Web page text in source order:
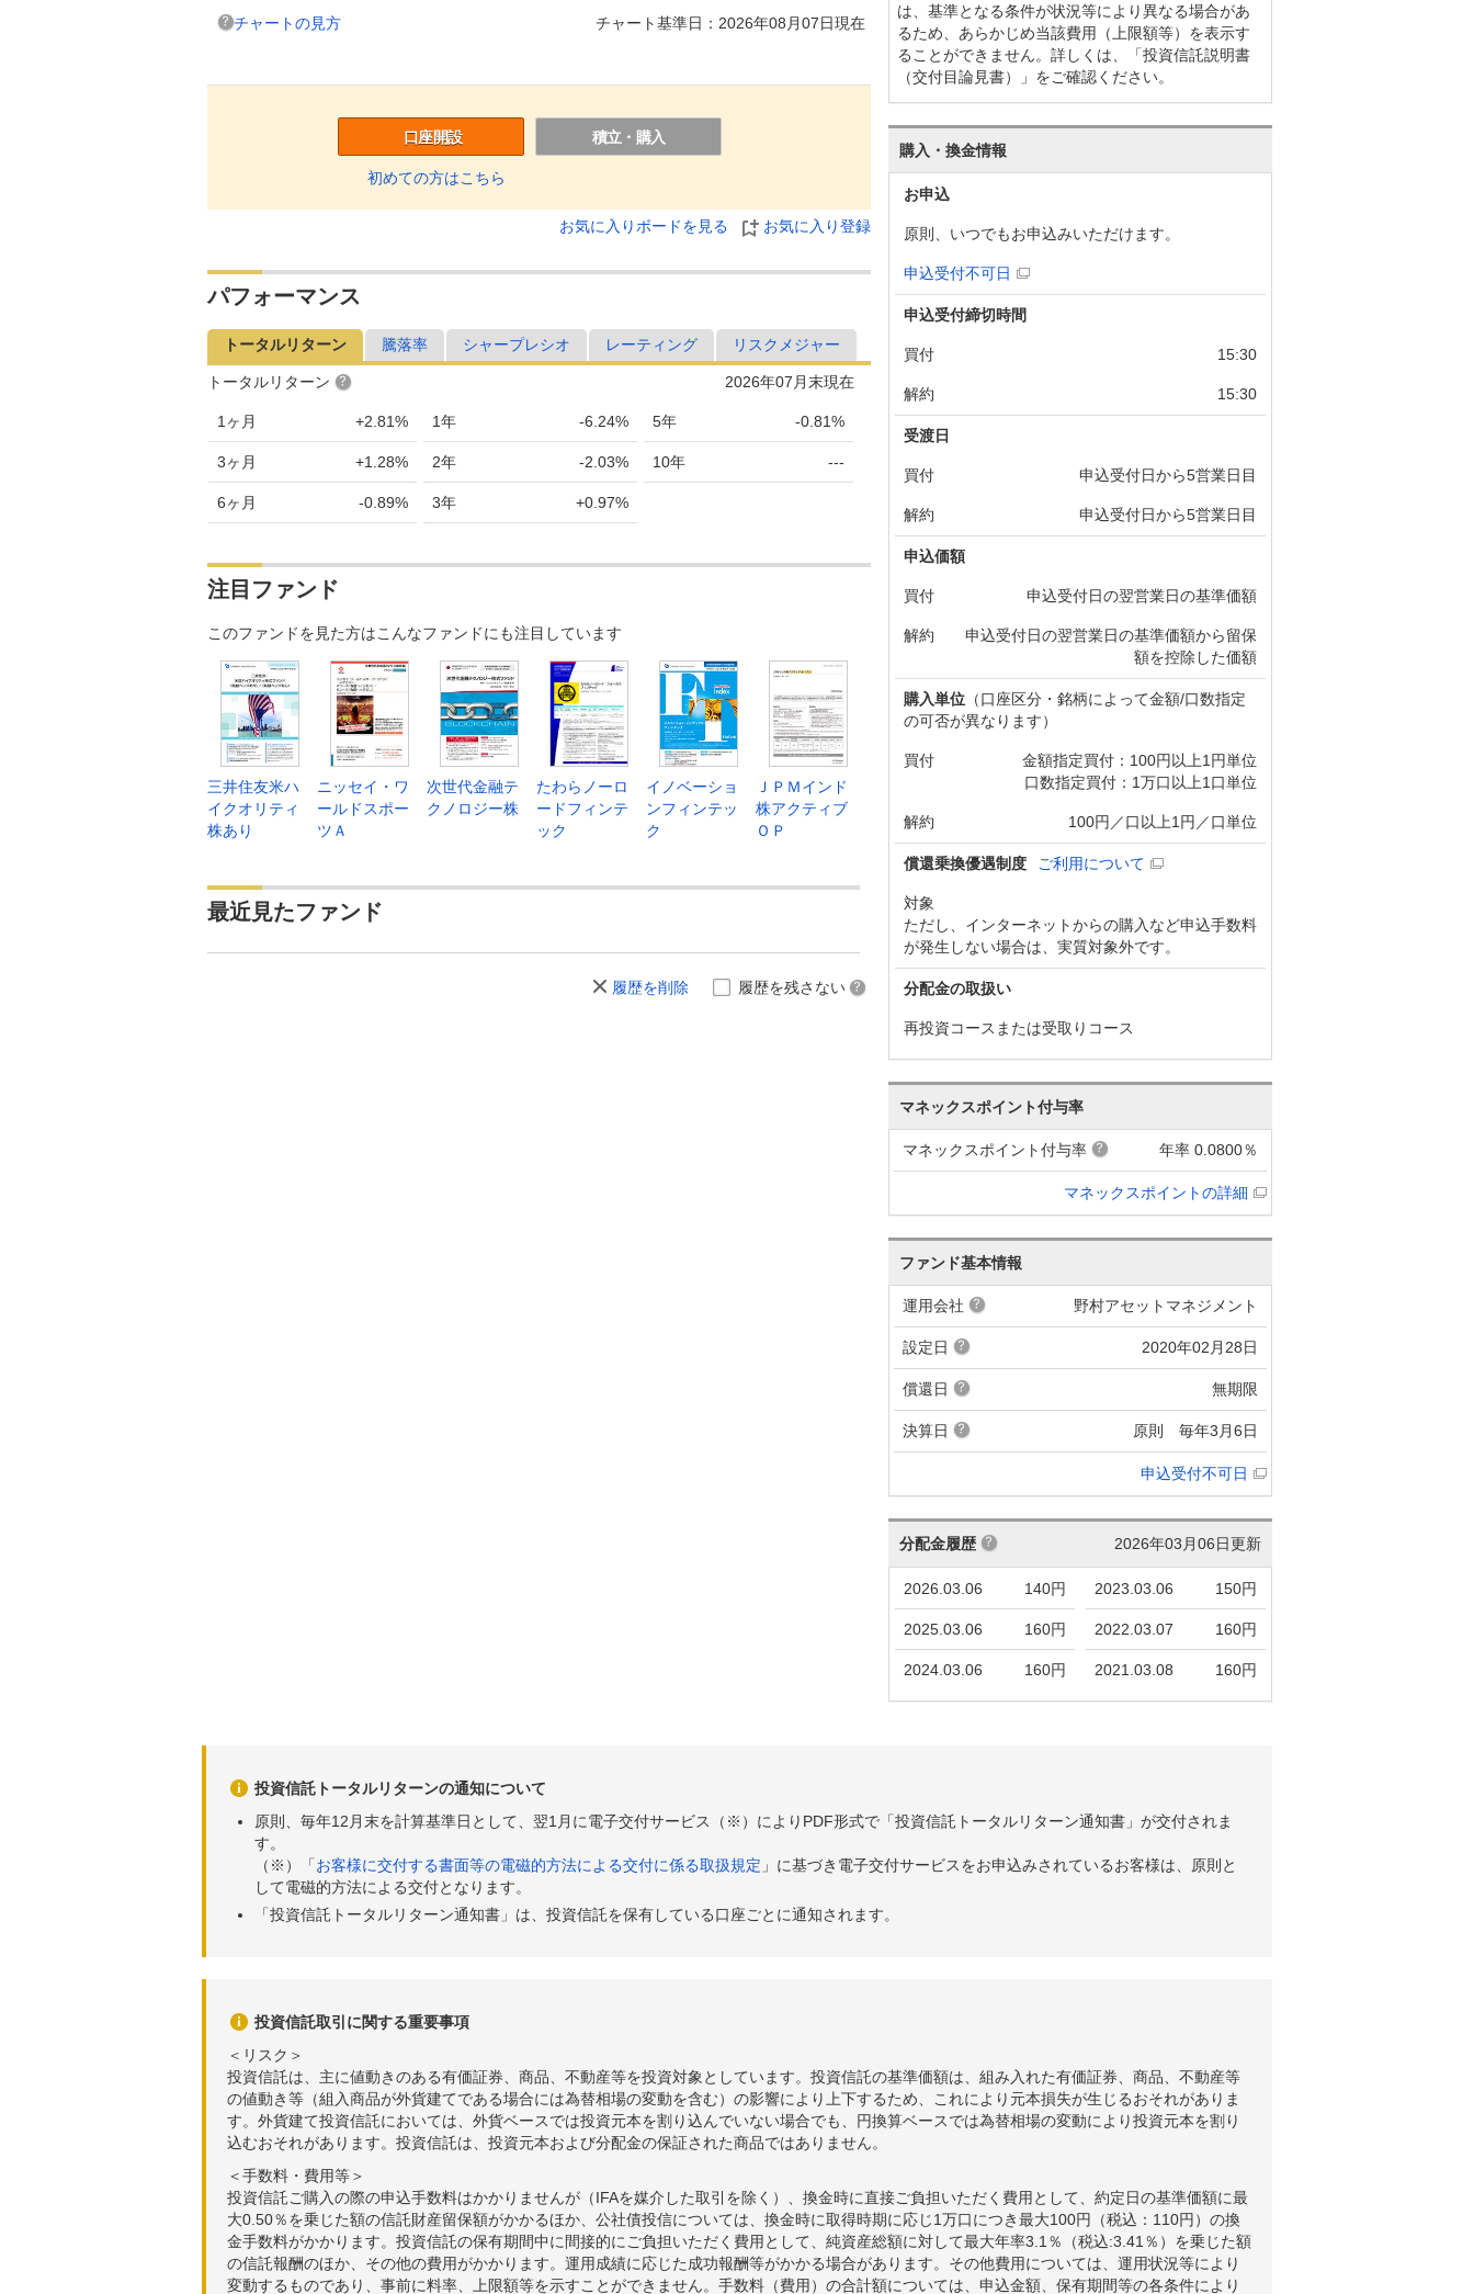
チャートの見方 チャート基準日：2026年08月07日現在
口座開設
初めての方はこちら
積立・購入
お気に入りボードを見る お気に入り登録
パフォーマンス
トータルリターン 騰落率 シャープレシオ レーティング リスクメジャー
2026年07月末現在
トータルリターン
1ヶ月 +2.81%
3ヶ月 +1.28%
6ヶ月 -0.89%
1年 -6.24%
2年 -2.03%
3年 +0.97%
5年 -0.81%
10年 ---
注目ファンド
このファンドを見た方はこんなファンドにも注目しています
三井住友米ハ
イクオリティ
株あり
ニッセイ・ワ
ールドスポー
ツＡ
次世代金融テ
クノロジー株
たわらノーロ
ードフィンテ
ック
イノベーショ
ンフィンテッ
ク
ＪＰＭインド
株アクティブ
ＯＰ
最近見たファンド
履歴を削除 履歴を残さない
は、基準となる条件が状況等により異なる場合があ
るため、あらかじめ当該費用（上限額等）を表示す
ることができません。詳しくは、「投資信託説明書
（交付目論見書）」をご確認ください。
購入・換金情報
お申込
原則、いつでもお申込みいただけます。
申込受付不可日
申込受付締切時間
買付 15:30
解約 15:30
受渡日
買付 申込受付日から5営業日目
解約 申込受付日から5営業日目
申込価額
買付 申込受付日の翌営業日の基準価額
解約
申込受付日の翌営業日の基準価額から留保
額を控除した価額
購入単位 （口座区分・銘柄によって金額/口数指定
の可否が異なります）
買付
金額指定買付：100円以上1円単位
口数指定買付：1万口以上1口単位
解約 100円／口以上1円／口単位
償還乗換優遇制度 ご利用について
対象
ただし、インターネットからの購入など申込手数料
が発生しない場合は、実質対象外です。
分配金の取扱い
再投資コースまたは受取りコース
マネックスポイント付与率
マネックスポイント付与率 年率 0.0800％
マネックスポイントの詳細
ファンド基本情報
運用会社 野村アセットマネジメント
設定日 2020年02月28日
償還日 無期限
決算日 原則 毎年3月6日
申込受付不可日
2026年03月06日更新
分配金履歴
2026.03.06 140円
2025.03.06 160円
2024.03.06 160円
2023.03.06 150円
2022.03.07 160円
2021.03.08 160円
投資信託トータルリターンの通知について
原則、毎年12月末を計算基準日として、翌1月に電子交付サービス（※）によりPDF形式で「投資信託トータルリターン通知書」が交付されま
す。
（※）「お客様に交付する書面等の電磁的方法による交付に係る取扱規定 」に基づき電子交付サービスをお申込みされているお客様は、原則と
して電磁的方法による交付となります。
「投資信託トータルリターン通知書」は、投資信託を保有している口座ごとに通知されます。
投資信託取引に関する重要事項
＜リスク＞
投資信託は、主に値動きのある有価証券、商品、不動産等を投資対象としています。投資信託の基準価額は、組み入れた有価証券、商品、不動産等
の値動き等（組入商品が外貨建てである場合には為替相場の変動を含む）の影響により上下するため、これにより元本損失が生じるおそれがありま
す。外貨建て投資信託においては、外貨ベースでは投資元本を割り込んでいない場合でも、円換算ベースでは為替相場の変動により投資元本を割り
込むおそれがあります。投資信託は、投資元本および分配金の保証された商品ではありません。
＜手数料・費用等＞
投資信託ご購入の際の申込手数料はかかりませんが（IFAを媒介した取引を除く）、換金時に直接ご負担いただく費用として、約定日の基準価額に最
大0.50％を乗じた額の信託財産留保額がかかるほか、公社債投信については、換金時に取得時期に応じ1万口につき最大100円（税込：110円）の換
金手数料がかかります。投資信託の保有期間中に間接的にご負担いただく費用として、純資産総額に対して最大年率3.1％（税込:3.41％）を乗じた額
の信託報酬のほか、その他の費用がかかります。運用成績に応じた成功報酬等がかかる場合があります。その他費用については、運用状況等により
変動するものであり、事前に料率、上限額等を示すことができません。手数料（費用）の合計額については、申込金額、保有期間等の各条件により